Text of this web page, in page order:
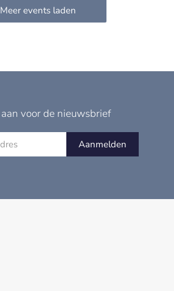
voor de nieuwsbrief
Aanmelden